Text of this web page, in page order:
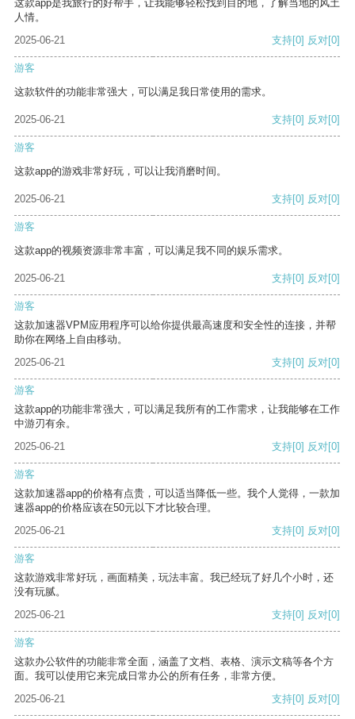
这款app是我旅行的好帮手，让我能够轻松找到目的地，了解当地的风土
人情。
2025-06-21
支持[0] 反对[0]
游客
这款软件的功能非常强大，可以满足我日常使用的需求。
2025-06-21 支持[0] 反对[0]
游客
这款app的游戏非常好玩，可以让我消磨时间。
2025-06-21 支持[0] 反对[0]
游客
这款app的视频资源非常丰富，可以满足我不同的娱乐需求。
2025-06-21 支持[0] 反对[0]
游客
这款加速器VPM应用程序可以给你提供最高速度和安全性的连接，并帮
助你在网络上自由移动。
2025-06-21
支持[0] 反对[0]
游客
这款app的功能非常强大，可以满足我所有的工作需求，让我能够在工作
中游刃有余。
2025-06-21
支持[0] 反对[0]
游客
这款加速器app的价格有点贵，可以适当降低一些。我个人觉得，一款加
速器app的价格应该在50元以下才比较合理。
2025-06-21
支持[0] 反对[0]
游客
这款游戏非常好玩，画面精美，玩法丰富。我已经玩了好几个小时，还
没有玩腻。
2025-06-21
支持[0] 反对[0]
游客
这款办公软件的功能非常全面，涵盖了文档、表格、演示文稿等各个方
面。我可以使用它来完成日常办公的所有任务，非常方便。
2025-06-21
支持[0] 反对[0]